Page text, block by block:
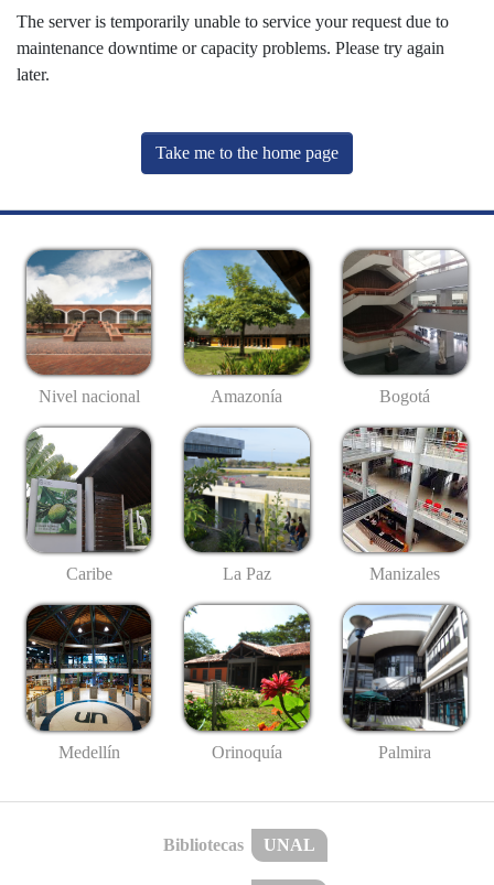
The server is temporarily unable to service your request due to
maintenance downtime or capacity problems. Please try again
later.
Take me to the home page
Nivel nacional Amazonía Bogotá
Caribe La Paz Manizales
Medellín Orinoquía Palmira
Bibliotecas UNAL